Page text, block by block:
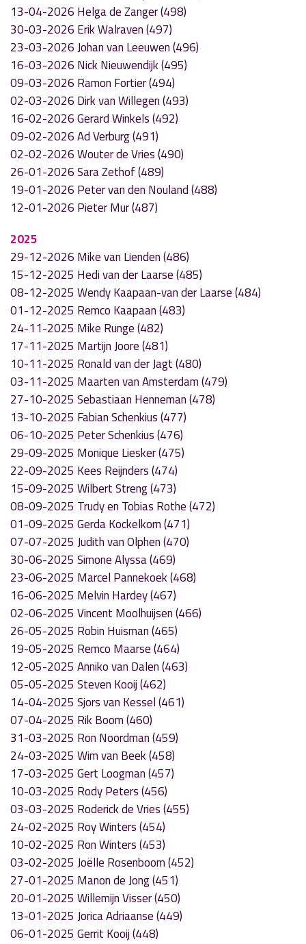
13-04-2026 Helga de Zanger (498)
30-03-2026 Erik Walraven (497)
23-03-2026 Johan van Leeuwen (496)
16-03-2026 Nick Nieuwendijk (495)
09-03-2026 Ramon Fortier (494)
02-03-2026 Dirk van Willegen (493)
16-02-2026 Gerard Winkels (492)
09-02-2026 Ad Verburg (491)
02-02-2026 Wouter de Vries (490)
26-01-2026 Sara Zethof (489)
19-01-2026 Peter van den Nouland (488)
12-01-2026 Pieter Mur (487)
2025
29-12-2026 Mike van Lienden (486)
15-12-2025 Hedi van der Laarse (485)
08-12-2025 Wendy Kaapaan-van der Laarse (484)
01-12-2025 Remco Kaapaan (483)
24-11-2025 Mike Runge (482)
17-11-2025 Martijn Joore (481)
10-11-2025 Ronald van der Jagt (480)
03-11-2025 Maarten van Amsterdam (479)
27-10-2025 Sebastiaan Henneman (478)
13-10-2025 Fabian Schenkius (477)
06-10-2025 Peter Schenkius (476)
29-09-2025 Monique Liesker (475)
22-09-2025 Kees Reijnders (474)
15-09-2025 Wilbert Streng (473)
08-09-2025 Trudy en Tobias Rothe (472)
01-09-2025 Gerda Kockelkorn (471)
07-07-2025 Judith van Olphen (470)
30-06-2025 Simone Alyssa (469)
23-06-2025 Marcel Pannekoek (468)
16-06-2025 Melvin Hardey (467)
02-06-2025 Vincent Moolhuijsen (466)
26-05-2025 Robin Huisman (465)
19-05-2025 Remco Maarse (464)
12-05-2025 Anniko van Dalen (463)
05-05-2025 Steven Kooij (462)
14-04-2025 Sjors van Kessel (461)
07-04-2025 Rik Boom (460)
31-03-2025 Ron Noordman (459)
24-03-2025 Wim van Beek (458)
17-03-2025 Gert Loogman (457)
10-03-2025 Rody Peters (456)
03-03-2025 Roderick de Vries (455)
24-02-2025 Roy Winters (454)
10-02-2025 Ron Winters (453)
03-02-2025 Joëlle Rosenboom (452)
27-01-2025 Manon de Jong (451)
20-01-2025 Willemijn Visser (450)
13-01-2025 Jorica Adriaanse (449)
06-01-2025 Gerrit Kooij (448)